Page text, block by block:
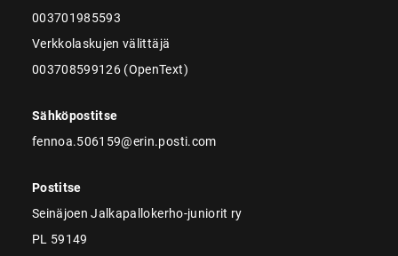
003701985593
Verkkolaskujen välittäjä
003708599126 (OpenText)
Sähköpostitse
fennoa.506159@erin.posti.com
Postitse
Seinäjoen Jalkapallokerho-juniorit ry
PL 59149